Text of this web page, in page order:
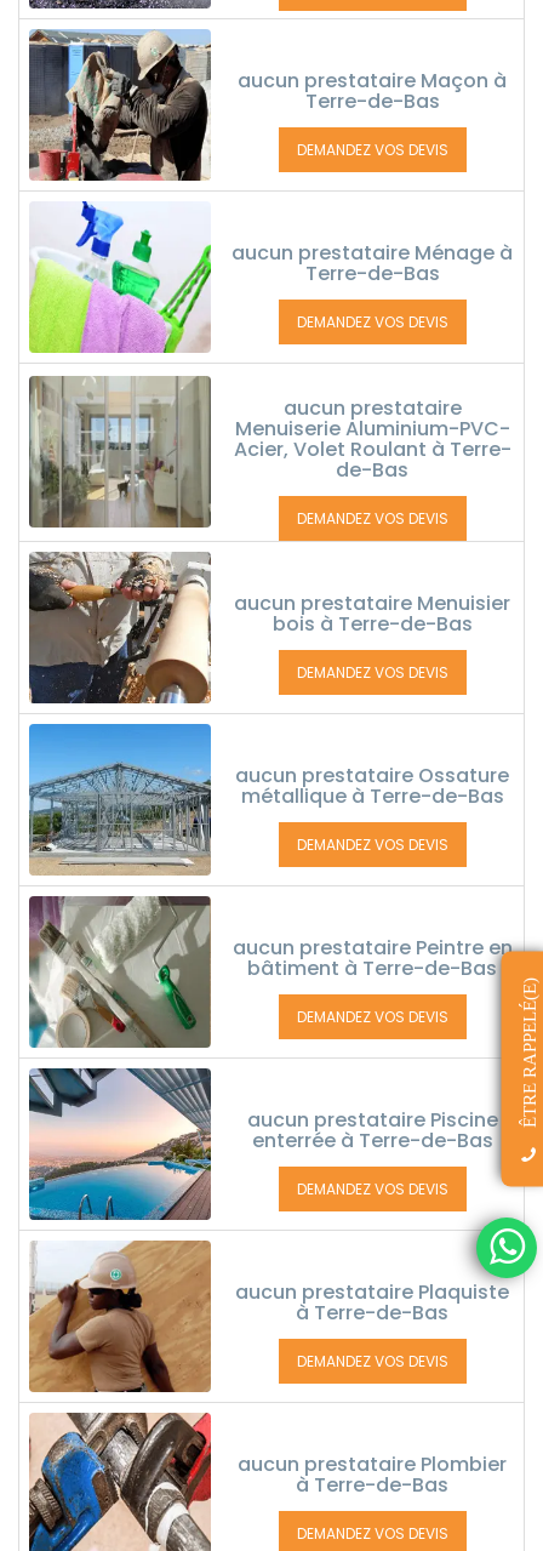
aucun prestataire Maçon à
Terre-de-Bas
DEMANDEZ VOS DEVIS
aucun prestataire Ménage à
Terre-de-Bas
DEMANDEZ VOS DEVIS
aucun prestataire
Menuiserie Aluminium-PVC-
Acier, Volet Roulant à Terre-
de-Bas
DEMANDEZ VOS DEVIS
aucun prestataire Menuisier
bois à Terre-de-Bas
DEMANDEZ VOS DEVIS
aucun prestataire Ossature
métallique à Terre-de-Bas
DEMANDEZ VOS DEVIS
aucun prestataire Peintre en
bâtiment à Terre-de-Bas
DEMANDEZ VOS DEVIS
aucun prestataire Piscine
enterrée à Terre-de-Bas
DEMANDEZ VOS DEVIS
aucun prestataire Plaquiste
à Terre-de-Bas
DEMANDEZ VOS DEVIS
aucun prestataire Plombier
à Terre-de-Bas
DEMANDEZ VOS DEVIS
ÊTRE RAPPELÉ(E)